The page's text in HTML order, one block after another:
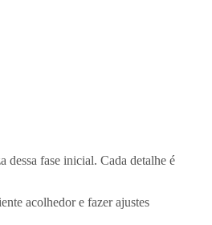
dessa fase inicial. Cada detalhe é
acolhedor e fazer ajustes